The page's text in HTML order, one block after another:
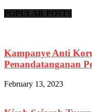
POPULAR POSTS
Kampanye Anti
Penandatanganan
February 13, 2023